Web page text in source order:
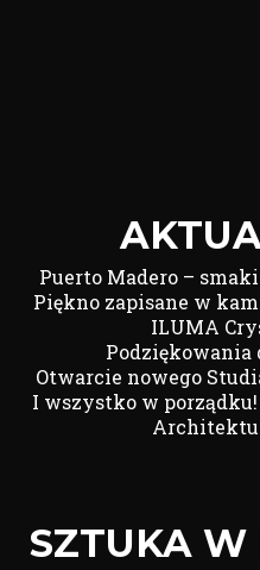
Puerto Madero –
Piękno zapisane w
ILUMA
Otwarcie nowego
I wszystko w
SZTUKA W